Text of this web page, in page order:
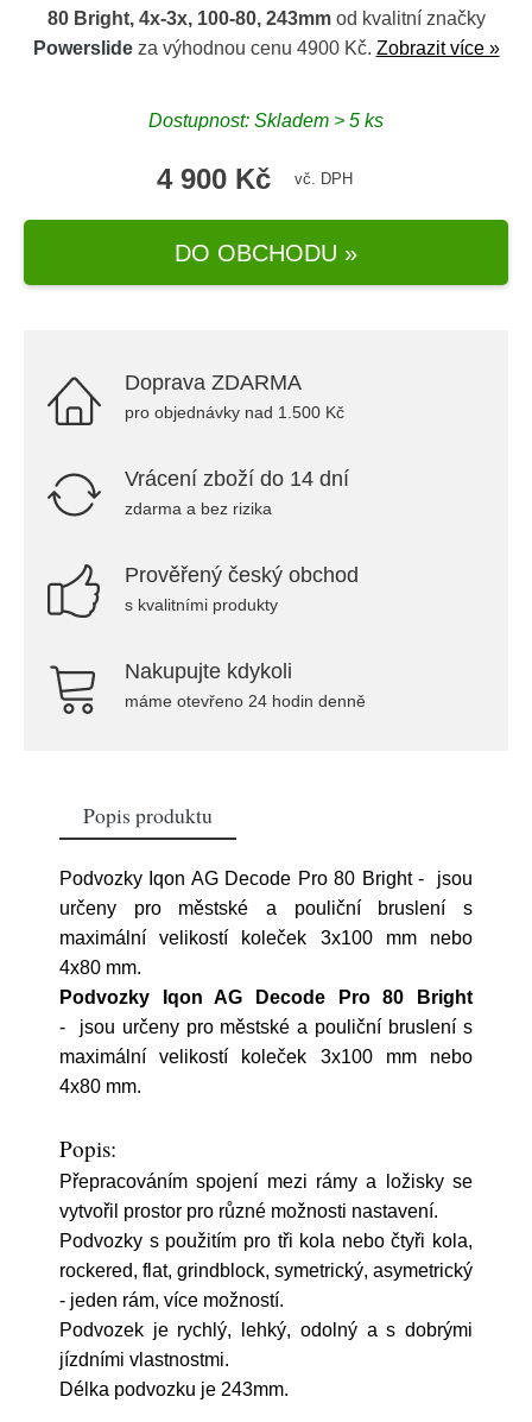
80 Bright, 4x-3x, 100-80, 243mmod kvalitní značky
Powerslideza výhodnou cenu 4900 Kč. Zobrazit více »
Dostupnost: Skladem > 5 ks
4 900 Kč vč. DPH
DO OBCHODU »
Doprava ZDARMA
pro objednávky nad 1.500 Kč
Vrácení zboží do 14 dní
zdarma a bez rizika
Prověřený český obchod
s kvalitními produkty
Nakupujte kdykoli
máme otevřeno 24 hodin denně
Popis produktu
Podvozky Iqon AG Decode Pro 80 Bright - jsou
určeny pro městské a pouliční bruslení s
maximální velikostí koleček 3x100 mm nebo
4x80 mm.
Podvozky Iqon AG Decode Pro 80 Bright
- jsou určeny pro městské a pouliční bruslení s
maximální velikostí koleček 3x100 mm nebo
4x80 mm.
Popis:
Přepracováním spojení mezi rámy a ložisky se
vytvořil prostor pro různé možnosti nastavení.
Podvozky s použitím pro tři kola nebo čtyři kola,
rockered, flat, grindblock, symetrický, asymetrický
- jeden rám, více možností.
Podvozek je rychlý, lehký, odolný a s dobrými
jízdními vlastnostmi.
Délka podvozku je 243mm.